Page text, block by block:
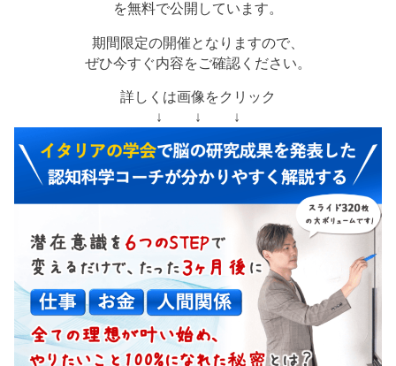
を無料で公開しています。
期間限定の開催となりますので、
ぜひ今すぐ内容をご確認ください。
詳しくは画像をクリック
↓ ↓ ↓